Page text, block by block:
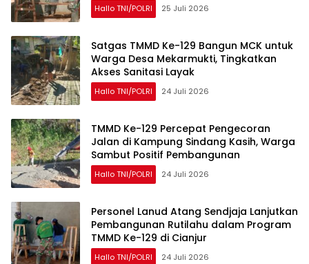
Hallo TNI/POLRI 25 Juli 2026
Satgas TMMD Ke-129 Bangun MCK untuk
Warga Desa Mekarmukti, Tingkatkan
Akses Sanitasi Layak
Hallo TNI/POLRI 24 Juli 2026
TMMD Ke-129 Percepat Pengecoran
Jalan di Kampung Sindang Kasih, Warga
Sambut Positif Pembangunan
Hallo TNI/POLRI 24 Juli 2026
Personel Lanud Atang Sendjaja Lanjutkan
Pembangunan Rutilahu dalam Program
TMMD Ke-129 di Cianjur
Hallo TNI/POLRI 24 Juli 2026